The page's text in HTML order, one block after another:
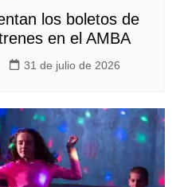
los boletos de
en el AMBA
31 de julio de 2026